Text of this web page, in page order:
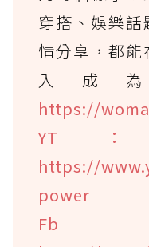
穿搭、娛樂
情分享，都
入成
https://
YT
https://
power